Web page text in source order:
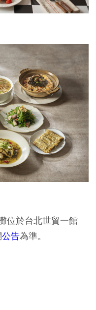
位於台北世貿一館
公告為準。